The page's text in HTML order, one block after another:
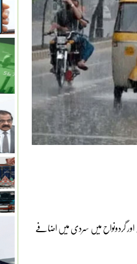
گردونواح میں سردی میں اضافے